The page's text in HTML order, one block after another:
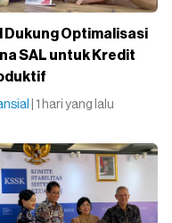
Dukung Optimalisasi
SAL untuk Kredit
| 1 hari yang lalu